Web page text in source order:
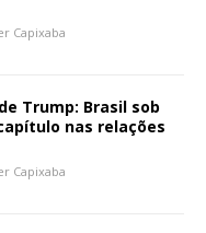
Capixaba
Trump: Brasil sob
nas relações
Capixaba